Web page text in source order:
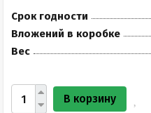
Срок годности
Вложений в коробке
Вес
В корзину